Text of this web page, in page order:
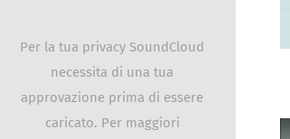
Per la tua privacy SoundCloud
necessita di una tua
approvazione prima di essere
caricato. Per maggiori